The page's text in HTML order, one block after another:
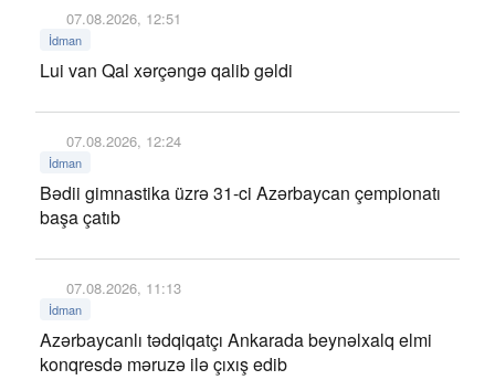
07.08.2026, 12:51
İdman
Lui van Qal xərçəngə qalib gəldi
07.08.2026, 12:24
İdman
Bədii gimnastika üzrə 31-ci Azərbaycan çempionatı
başa çatıb
07.08.2026, 11:13
İdman
Azərbaycanlı tədqiqatçı Ankarada beynəlxalq elmi
konqresdə məruzə ilə çıxış edib